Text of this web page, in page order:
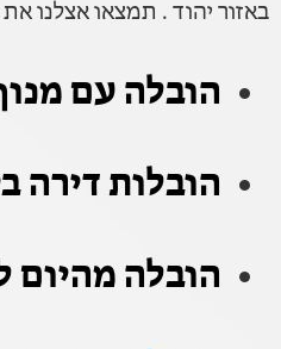
באזור יהוד . תמצאו אצלנו
הובלה עם
הובלות דירה
הובלה מהיום